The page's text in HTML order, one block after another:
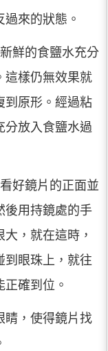
來的狀態。
鮮的食鹽水充分
這樣仍無效果就
到原形。經過粘
分放入食鹽水過
好鏡片的正面並
後用持鏡處的手
，就在這時，
到眼珠上，就往
正確到位。
睛，使得鏡片找